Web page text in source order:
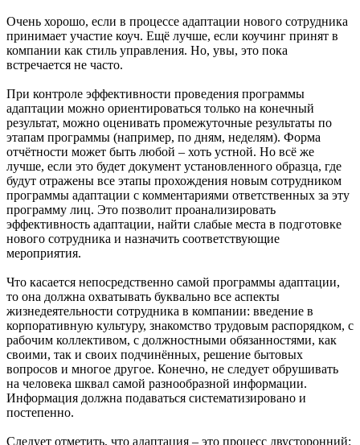
Очень хорошо, если в процессе адаптации нового сотрудника
принимает участие коуч. Ещё лучше, если коучинг принят в
компании как стиль управления. Но, увы, это пока
встречается не часто.
При контроле эффективности проведения программы
адаптации можно ориентироваться только на конечный
результат, можно оценивать промежуточные результаты по
этапам программы (например, по дням, неделям). Форма
отчётности может быть любой – хоть устной. Но всё же
лучше, если это будет документ установленного образца, где
будут отражены все этапы прохождения новым сотрудником
программы адаптации с комментариями ответственных за эту
программу лиц. Это позволит проанализировать
эффективность адаптации, найти слабые места в подготовке
нового сотрудника и назначить соответствующие
мероприятия.
Что касается непосредственно самой программы адаптации,
то она должна охватывать буквально все аспекты
жизнедеятельности сотрудника в компании: введение в
корпоративную культуру, знакомство трудовым распорядком, с
рабочим коллективом, с должностными обязанностями, как
своими, так и своих подчинённых, решение бытовых
вопросов и многое другое. Конечно, не следует обрушивать
на человека шквал самой разнообразной информации.
Информация должна подаваться систематизировано и
постепенно.
Следует отметить, что адаптация – это процесс двусторонний: